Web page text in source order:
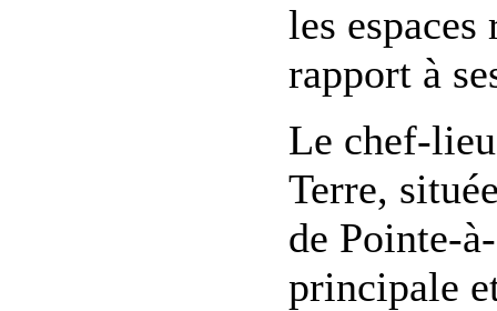
les
rapport à
Le chef-
Terre,
de Pointe-
principale